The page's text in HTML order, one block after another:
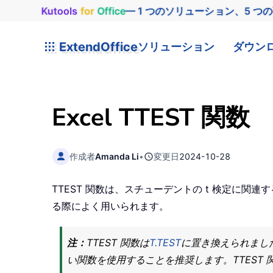
Kutools for Office— 1 つのソリューション、5 つ
ExtendOfficeソリューション ダウン
Excel TTEST 関数
作成者Amanda Li• 変更日2024-10-28
TTEST 関数は、スチューデントの t 検定に関連
る際によく用いられます。
注： TTEST 関数はT.TESTに置き換えられま
い関数を使用することを推奨します。TTEST